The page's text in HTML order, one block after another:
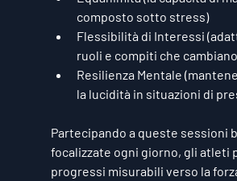
composto sotto stress)
Flessibilità di Interessi
ruoli e compiti che
Resilienza Mentale
la lucidità in situazioni di
Partecipando a queste sessioni
focalizzate ogni giorno, gli atleti
progressi misurabili verso la